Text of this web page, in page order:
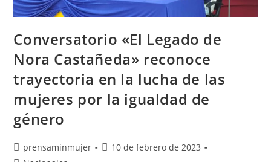
Conversatorio «El Legado de
Nora Castañeda» reconoce
trayectoria en la lucha de las
mujeres por la igualdad de
género
prensaminmujer
10 de febrero de 2023